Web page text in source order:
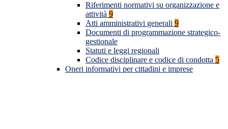
Riferimenti normativi su organizzazione e
attività 9
Atti amministrativi generali 9
Documenti di programmazione strategico-
gestionale
Statuti e leggi regionali
Codice disciplinare e codice di condotta 5
Oneri informativi per cittadini e imprese